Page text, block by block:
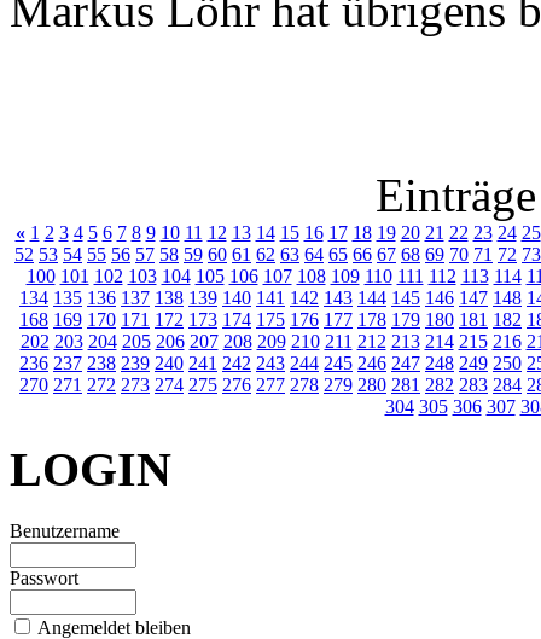
Markus Löhr hat übrigens
« 1 2 3 4 5 6 7 8 9 10 11 12 13 14 15 16 17 18 19 20 21 22 23 24 25
52 53 54 55 56 57 58 59 60 61 62 63 64 65 66 67 68 69 70 71 72 73
100 101 102 103 104 105 106 107 108 109 110 111 112 113 114
134 135 136 137 138 139 140 141 142 143 144 145 146 147 148
168 169 170 171 172 173 174 175 176 177 178 179 180 181 182
202 203 204 205 206 207 208 209 210 211 212 213 214 215 216
236 237 238 239 240 241 242 243 244 245 246 247 248 249 250
270 271 272 273 274 275 276 277 278 279 280 281 282 283 284
304 305 306 307
LOGIN
Benutzername
Passwort
Angemeldet bleiben